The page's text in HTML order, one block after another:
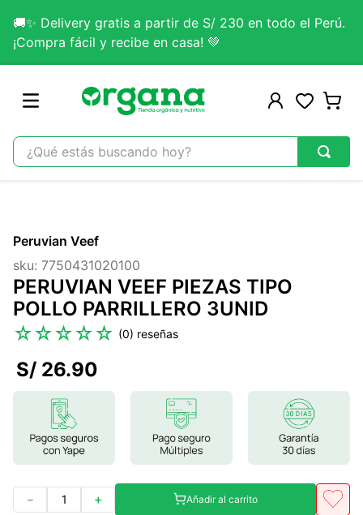
🚚✨ Delivery gratis a partir de S/ 230 en todo el Perú.
¡Compra fácil y recibe en casa! 💚
¿Qué estás buscando hoy?
2.
citrato magnesio
3.
colageno
4.
kefir
5 .
lab nutrition
magnesio
9.
melena leon
Peruvian Veef
sku: 7750431020100
PERUVIAN VEEF PIEZAS TIPO
POLLO PARRILLERO 3UNID
☆☆☆☆☆ (0)
S/ 26.90
＋
－ Añadir al carrito